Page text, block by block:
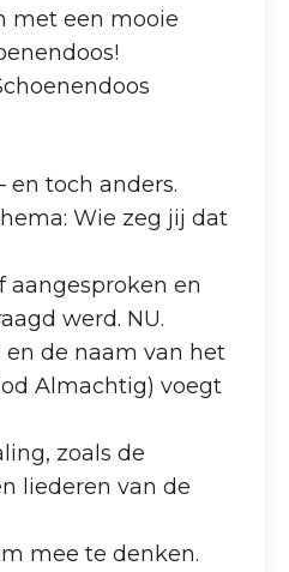
met een mooie
en toch anders.
Wie zeg jij dat
aangesproken en
werd. NU.
de naam van het
Almachtig) voegt
zoals de
liederen van de
mee te denken.